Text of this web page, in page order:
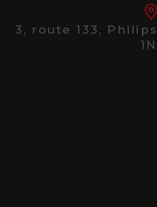
3, route 133,